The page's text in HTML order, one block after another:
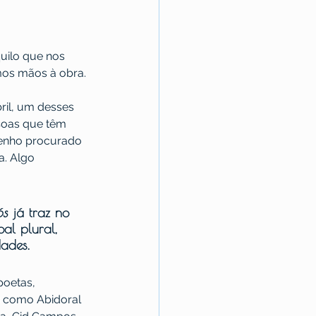
que nos
mãos à obra.
um desses
que têm
procurado
Algo
já traz no
plural,
como Abidoral